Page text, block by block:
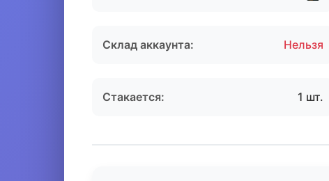
Склад аккаунта: Нельзя
Стакается: 1 шт.